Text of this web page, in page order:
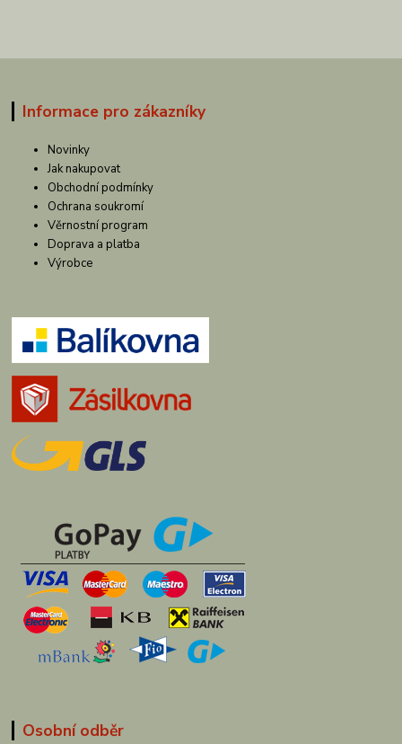
Informace pro zákazníky
Novinky
Jak nakupovat
Obchodní podmínky
Ochrana soukromí
Věrnostní program
Doprava a platba
Výrobce
Osobní odběr